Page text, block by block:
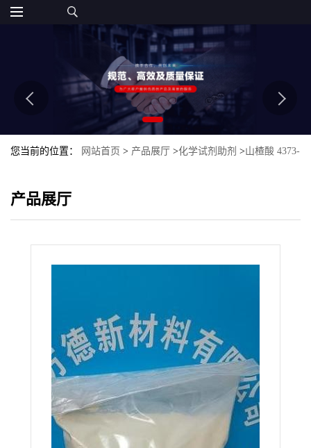
您当前的位置： 网站首页 > 产品展厅 >化学试剂助剂 >山楂酸 4373-
产品展厅